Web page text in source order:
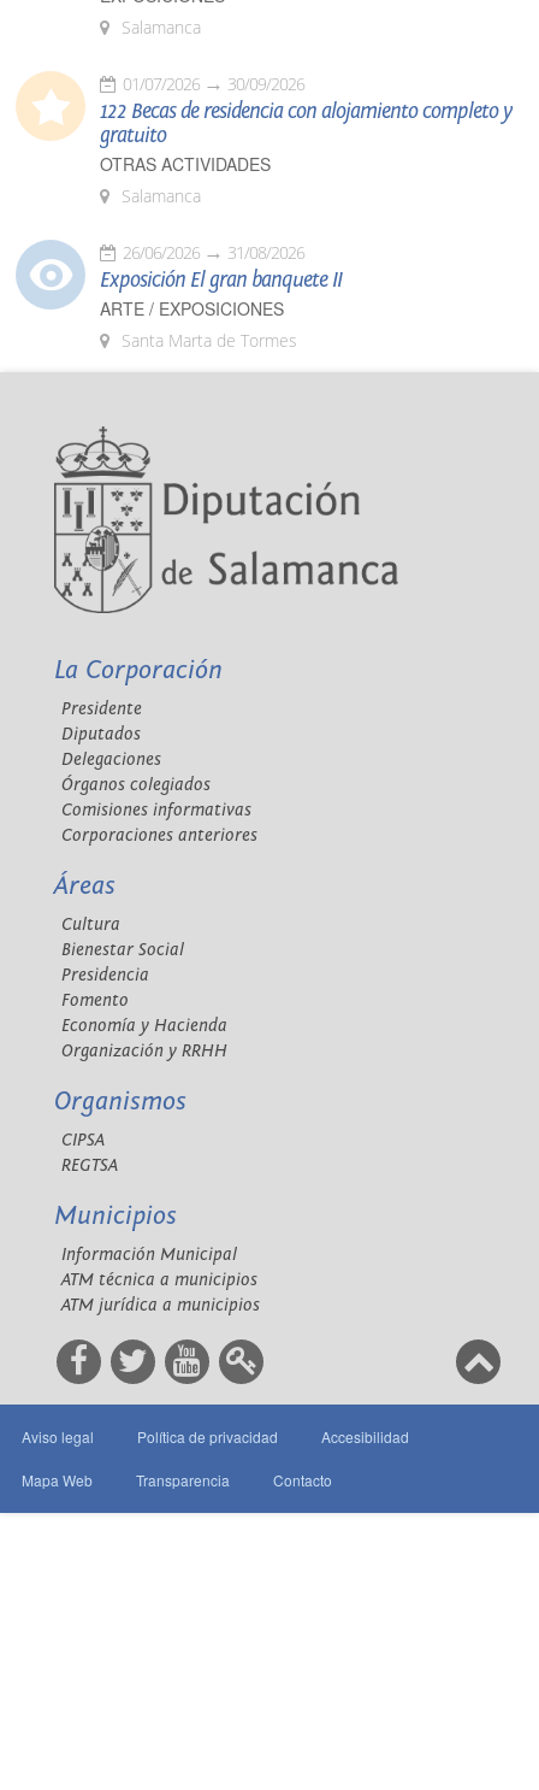
Salamanca
01/07/2026 30/09/2026
122 Becas de residencia con alojamiento completo y
gratuito
OTRAS ACTIVIDADES
Salamanca
26/06/2026 31/08/2026
Exposición El gran banquete II
ARTE / EXPOSICIONES
Santa Marta de Tormes
La Corporación
Presidente
Diputados
Delegaciones
Órganos colegiados
Comisiones informativas
Corporaciones anteriores
Áreas
Cultura
Bienestar Social
Presidencia
Fomento
Economía y Hacienda
Organización y RRHH
Organismos
CIPSA
REGTSA
Municipios
Información Municipal
ATM técnica a municipios
ATM jurídica a municipios
Aviso legal Política de privacidad Accesibilidad
Mapa Web Transparencia Contacto